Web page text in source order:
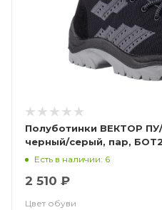
Полуботинки ВЕКТОР
черный/серый, пар,
Есть в наличии: 6
2 510 ₽
Цвет обуви